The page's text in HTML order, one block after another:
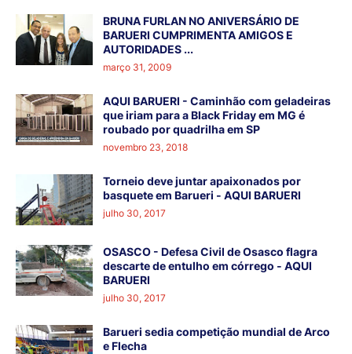
BRUNA FURLAN NO ANIVERSÁRIO DE
BARUERI CUMPRIMENTA AMIGOS E
AUTORIDADES ...
março 31, 2009
AQUI BARUERI - Caminhão com geladeiras
que iriam para a Black Friday em MG é
roubado por quadrilha em SP
novembro 23, 2018
Torneio deve juntar apaixonados por
basquete em Barueri - AQUI BARUERI
julho 30, 2017
OSASCO - Defesa Civil de Osasco flagra
descarte de entulho em córrego - AQUI
BARUERI
julho 30, 2017
Barueri sedia competição mundial de Arco
e Flecha